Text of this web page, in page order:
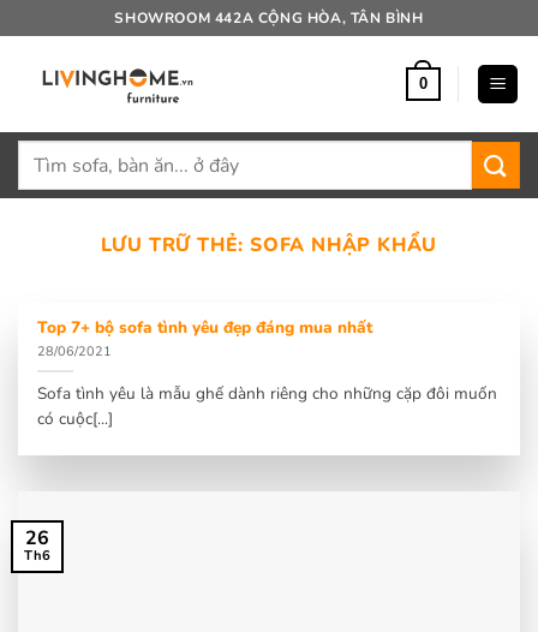
qua
SHOWROOM 442A CỘNG HÒA, TÂN BÌNH
0
Tìm
LƯU TRỮ THẺ:SOFA NHẬP KHẨU
Top 7+ bộ sofa tình yêu đẹp đáng mua nhất
28/06/2021
Sofa tình yêu là mẫu ghế dành riêng cho những cặp đôi muốn
có cuộc[...]
26
Th6